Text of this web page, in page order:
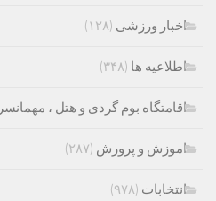
اخبار ورزشی (۱۲۸)
اطلاعیه ها (۳۴۸)
اقامتگاه بوم گردی و هتل ، مهمانسرا
اموزش و پرورش (۲۸۷)
انتخابات (۹۷۸)